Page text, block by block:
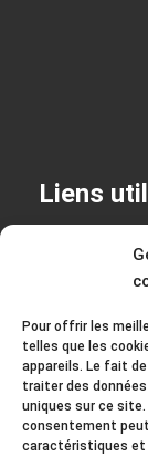
Pour offrir les
telles que les
appareils. Le fait
traiter des
uniques sur ce
consentement
caractéristiques
Liens
Mentions
+ Politique
Contact